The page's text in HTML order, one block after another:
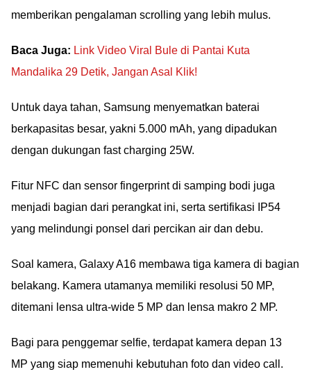
memberikan pengalaman scrolling yang lebih mulus.
Baca Juga: Link Video Viral Bule di Pantai Kuta
Mandalika 29 Detik, Jangan Asal Klik!
Untuk daya tahan, Samsung menyematkan baterai
berkapasitas besar, yakni 5.000 mAh, yang dipadukan
dengan dukungan fast charging 25W.
Fitur NFC dan sensor fingerprint di samping bodi juga
menjadi bagian dari perangkat ini, serta sertifikasi IP54
yang melindungi ponsel dari percikan air dan debu.
Soal kamera, Galaxy A16 membawa tiga kamera di bagian
belakang. Kamera utamanya memiliki resolusi 50 MP,
ditemani lensa ultra-wide 5 MP dan lensa makro 2 MP.
Bagi para penggemar selfie, terdapat kamera depan 13
MP yang siap memenuhi kebutuhan foto dan video call.